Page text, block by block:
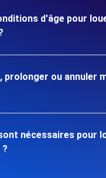
d'âge pour
prolonger ou annuler
nécessaires pour
?